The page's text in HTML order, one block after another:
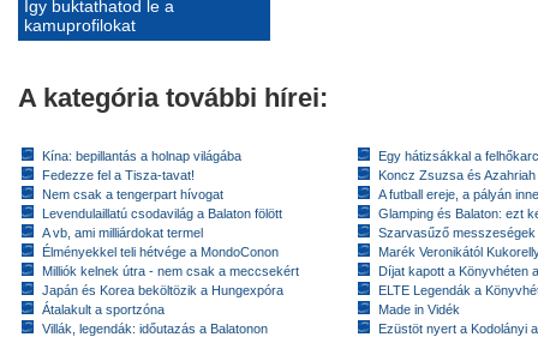
Így buktathatod le a
kamuprofilokat
A kategória további hírei:
Kína: bepillantás a holnap világába
Fedezze fel a Tisza-tavat!
Nem csak a tengerpart hívogat
Levendulaillatú csodavilág a Balaton fölött
A vb, ami milliárdokat termel
Élményekkel teli hétvége a MondoConon
Milliók kelnek útra - nem csak a meccsekért
Japán és Korea beköltözik a Hungexpóra
Átalakult a sportzóna
Villák, legendák: időutazás a Balatonon
Egy hátizsákkal a
Koncz Zsuzsa és
A futball ereje, a pályán
Glamping és Balaton: ezt
Szarvasűző messzeségek
Marék Veronikától
Díjat kapott a Könyvhéten
ELTE Legendák a
Made in Vidék
Ezüstöt nyert a Kodolányi